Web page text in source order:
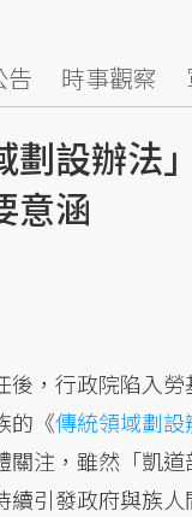
告 時事觀察
劃設辦法
意涵
後，行政院陷入
的《傳統領域劃設
關注，雖然「凱道
續引發政府與族